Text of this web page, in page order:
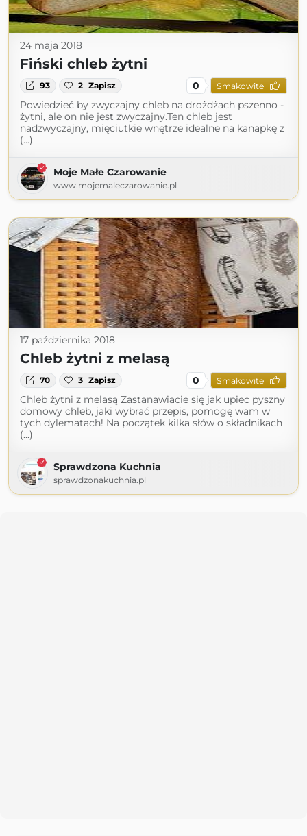
24 maja 2018
Fiński chleb żytni
93 2 Zapisz 0 Smakowite
Powiedzieć by zwyczajny chleb na drożdżach pszenno -
żytni, ale on nie jest zwyczajny.Ten chleb jest
nadzwyczajny, mięciutkie wnętrze idealne na kanapkę z
(...)
Moje Małe Czarowanie
www.mojemaleczarowanie.pl
17 października 2018
Chleb żytni z melasą
70 3 Zapisz 0 Smakowite
Chleb żytni z melasą Zastanawiacie się jak upiec pyszny
domowy chleb, jaki wybrać przepis, pomogę wam w
tych dylematach! Na początek kilka słów o składnikach
(...)
Sprawdzona Kuchnia
sprawdzonakuchnia.pl